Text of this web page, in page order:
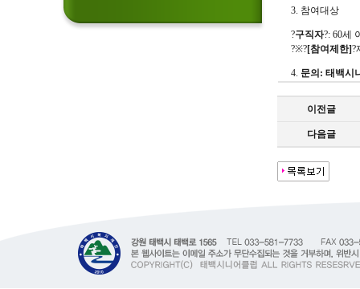
3. 참여대상
?구직자?: 60세
?※?[참여제한]?
4. 문의: 태백시
이전글
다음글